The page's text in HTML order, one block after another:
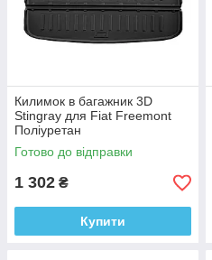
Килимок в багажник 3D
Stingray для Fiat Freemont
Поліуретан
Готово до відправки
1 302 ₴
Купити